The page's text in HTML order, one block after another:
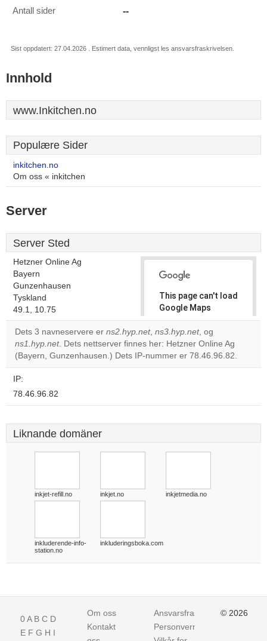
Antall sider --
Sist oppdatert: 27.04.2026 . Estimert data, vennligst les ansvarsfraskrivelsen.
Innhold
www.Inkitchen.no
Populære Sider
inkitchen.no
Om oss « inkitchen
Server
Server Sted
Hetzner Online Ag
Bayern
Gunzenhausen
Tyskland
49.1, 10.75
This page can't load
Google Maps
correctly.
Do you
own this
OK
Dets 3 navneservere er ns2.hyp.net, ns3.hyp.net, og
ns1.hyp.net. Dets nettserver finnes her: Hetzner Online Ag
(Bayern, Gunzenhausen.) Dets IP-nummer er 78.46.96.82.
IP:
78.46.96.82
Liknande domäner
inkjet-refill.no inkjet.no inkjetmedia.no
inkluderende-info-
station.no
inkluderingsboka.com
0A B C D
E F G H I
Om oss
Kontakt
Ansvarsfraskrivelse
Personvern
© 2026